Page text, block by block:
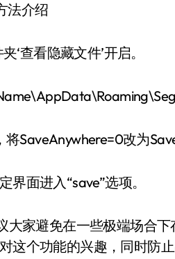
法介绍
‘查看隐藏文件’开启。
SaveAnywhere=0改为
界面进入“save”选项。
大家避免在一些极端场合
这个功能的兴趣，同时防